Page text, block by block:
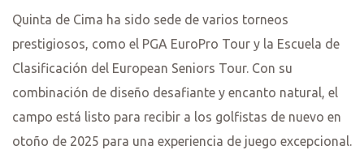
Quinta de Cima ha sido sede de varios torneos
prestigiosos, como el PGA EuroPro Tour y la Escuela de
Clasificación del European Seniors Tour. Con su
combinación de diseño desafiante y encanto natural, el
campo está listo para recibir a los golfistas de nuevo en
otoño de 2025 para una experiencia de juego excepcional.